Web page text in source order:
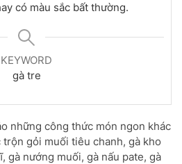
có màu sắc bất thường.
KEYWORD
gà tre
những công thức món ngon khác
gỏi muối tiêu chanh, gà kho
gà nướng muối, gà nấu pate, gà